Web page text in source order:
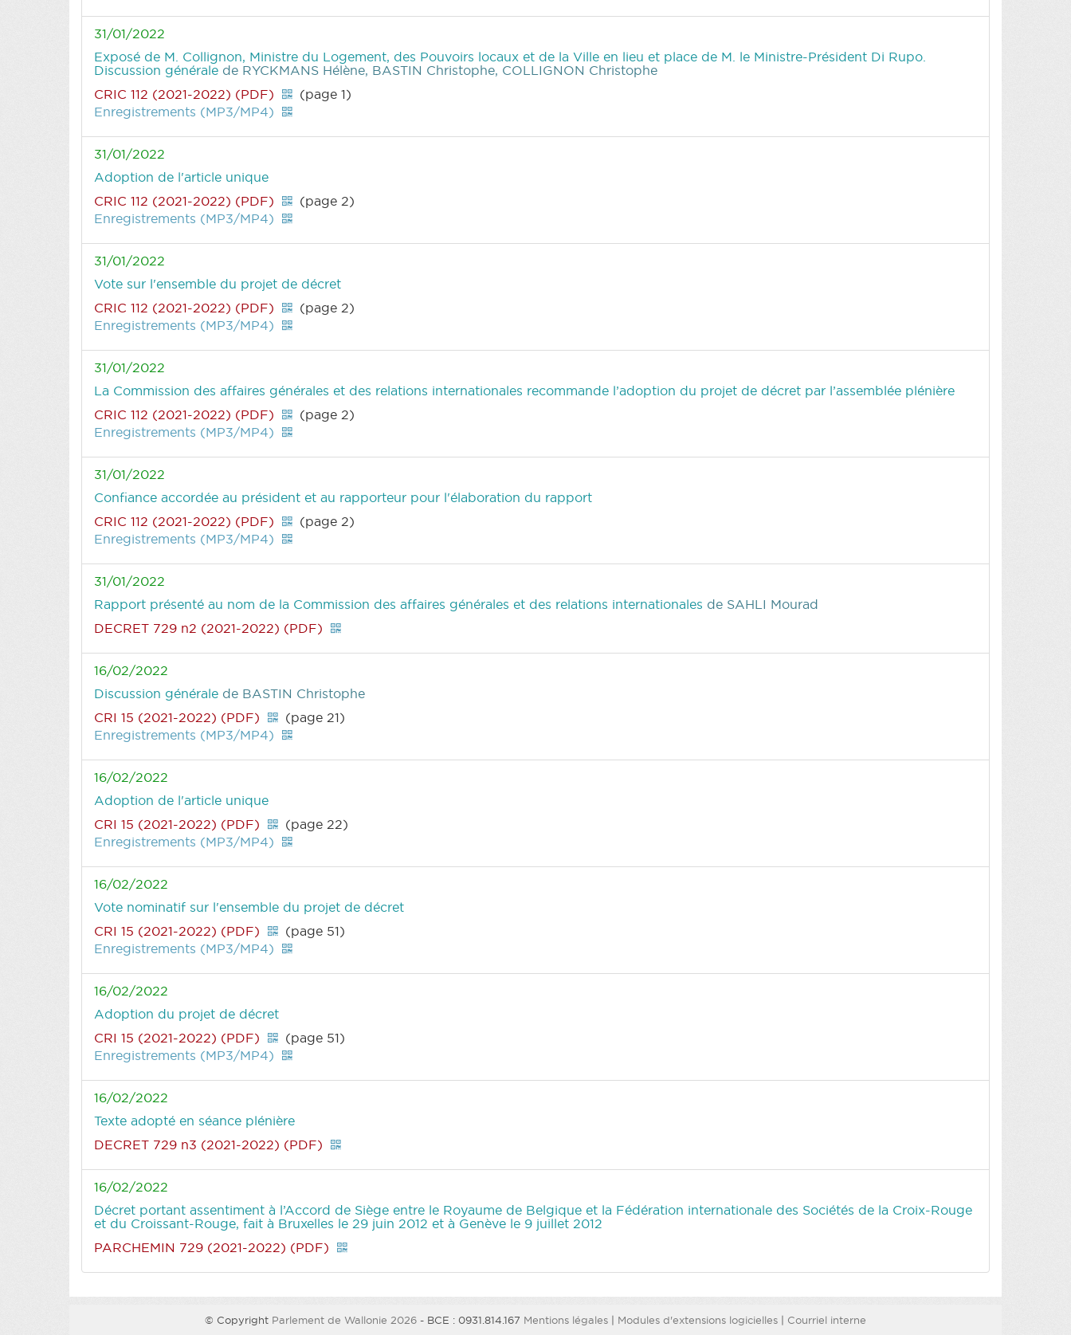
31/01/2022
Exposé de M. Collignon, Ministre du Logement, des Pouvoirs locaux et de la Ville en lieu et place de M. le Ministre-Président Di Rupo.
Discussion générale de RYCKMANS Hélène, BASTIN Christophe, COLLIGNON Christophe
CRIC 112 (2021-2022) (PDF)
(page 1)
Enregistrements (MP3/MP4)
31/01/2022
Adoption de l'article unique
CRIC 112 (2021-2022) (PDF)
(page 2)
Enregistrements (MP3/MP4)
31/01/2022
Vote sur l'ensemble du projet de décret
CRIC 112 (2021-2022) (PDF)
(page 2)
Enregistrements (MP3/MP4)
31/01/2022
La Commission des affaires générales et des relations internationales recommande l’adoption du projet de décret par l’assemblée plénière
CRIC 112 (2021-2022) (PDF)
(page 2)
Enregistrements (MP3/MP4)
31/01/2022
Confiance accordée au président et au rapporteur pour l'élaboration du rapport
CRIC 112 (2021-2022) (PDF)
(page 2)
Enregistrements (MP3/MP4)
31/01/2022
Rapport présenté au nom de la Commission des affaires générales et des relations internationales de SAHLI Mourad
DECRET 729 n2 (2021-2022) (PDF)
16/02/2022
Discussion générale de BASTIN Christophe
CRI 15 (2021-2022) (PDF)
(page 21)
Enregistrements (MP3/MP4)
16/02/2022
Adoption de l'article unique
CRI 15 (2021-2022) (PDF)
(page 22)
Enregistrements (MP3/MP4)
16/02/2022
Vote nominatif sur l'ensemble du projet de décret
CRI 15 (2021-2022) (PDF)
(page 51)
Enregistrements (MP3/MP4)
16/02/2022
Adoption du projet de décret
CRI 15 (2021-2022) (PDF)
(page 51)
Enregistrements (MP3/MP4)
16/02/2022
Texte adopté en séance plénière
DECRET 729 n3 (2021-2022) (PDF)
16/02/2022
Décret portant assentiment à l’Accord de Siège entre le Royaume de Belgique et la Fédération internationale des Sociétés de la Croix-Rouge
et du Croissant-Rouge, fait à Bruxelles le 29 juin 2012 et à Genève le 9 juillet 2012
PARCHEMIN 729 (2021-2022) (PDF)
© Copyright Parlement de Wallonie 2026 - BCE : 0931.814.167 Mentions légales | Modules d'extensions logicielles | Courriel interne